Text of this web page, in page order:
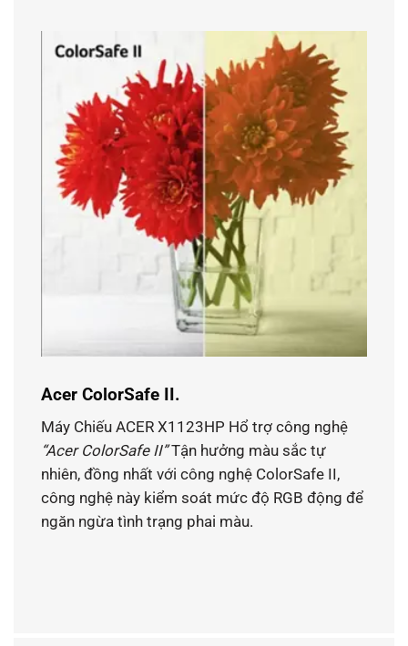
Acer ColorSafe II.
Máy Chiếu ACER X1123HP Hổ trợ công nghệ
“Acer ColorSafe II”Tận hưởng màu sắc tự
nhiên, đồng nhất với công nghệ ColorSafe II,
công nghệ này kiểm soát mức độ RGB động để
ngăn ngừa tình trạng phai màu.